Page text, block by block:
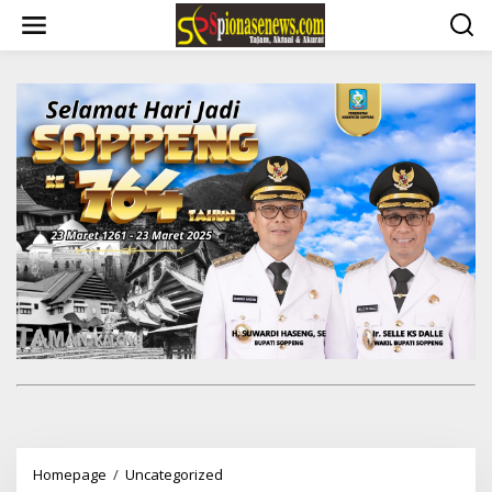
konten
Homepage / Uncategorized